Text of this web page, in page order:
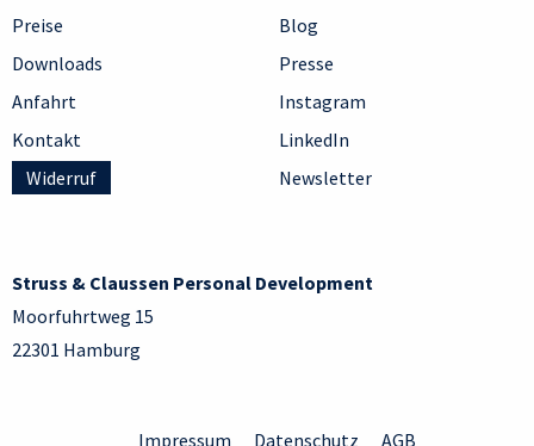
Preise
Downloads
Anfahrt
Kontakt
Widerruf
Blog
Presse
Instagram
LinkedIn
Newsletter
Struss & Claussen Personal Development
Moorfuhrtweg 15
22301 Hamburg
Impressum Datenschutz AGB